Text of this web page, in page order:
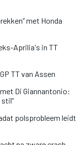
met Honda
Aprilia's in TT
TT van Assen
Di Giannantonio:
polsprobleem leidt